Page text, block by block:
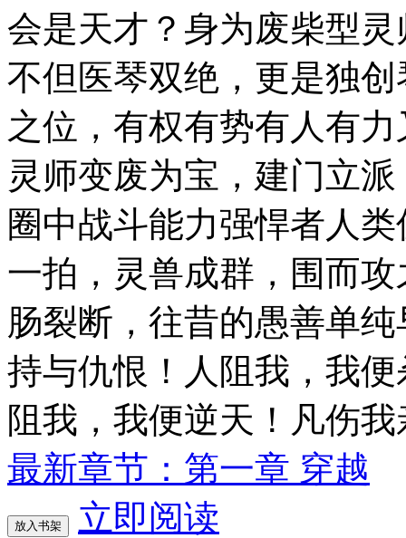
会是天才？身为废柴型
不但医琴双绝，更是独
之位，有权有势有人有
灵师变废为宝，建门立
圈中战斗能力强悍者人
一拍，灵兽成群，围而
肠裂断，往昔的愚善单
持与仇恨！人阻我，我
阻我，我便逆天！凡伤
最新章节：第一章 穿越
放入书架 立即阅读